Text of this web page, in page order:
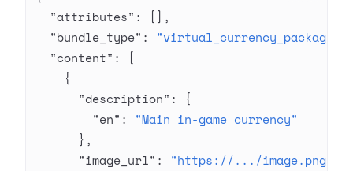
  "attributes"
: [],
  "bundle_type"
: "virtual_currency_package"
  "content"
: [
    {
      "description"
: {
        "en"
: "Main in-game currency"
      },
      "image_url"
: "https://.../image.png"